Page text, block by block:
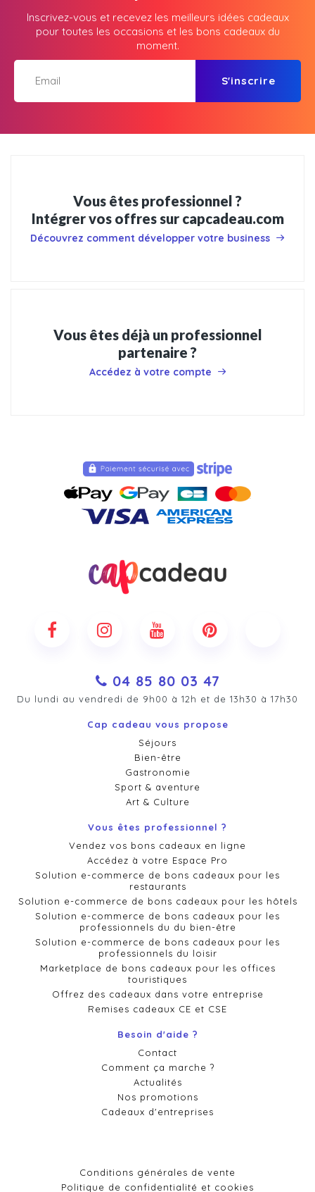
Inscrivez-vous et recevez les meilleurs idées cadeaux
pour toutes les occasions et les bons cadeaux du
moment.
S'inscrire
Vous êtes professionnel ?
Intégrer vos offres sur capcadeau.com
Découvrez comment développer votre business
Vous êtes déjà un professionnel
partenaire ?
Accédez à votre compte
04 85 80 03 47
Du lundi au vendredi de 9h00 à 12h et de 13h30 à 17h30
Cap cadeau vous propose
Séjours
Bien-être
Gastronomie
Sport & aventure
Art & Culture
Vous êtes professionnel ?
Vendez vos bons cadeaux en ligne
Accédez à votre Espace Pro
Solution e-commerce de bons cadeaux pour les
restaurants
Solution e-commerce de bons cadeaux pour les hôtels
Solution e-commerce de bons cadeaux pour les
professionnels du du bien-être
Solution e-commerce de bons cadeaux pour les
professionnels du loisir
Marketplace de bons cadeaux pour les offices
touristiques
Offrez des cadeaux dans votre entreprise
Remises cadeaux CE et CSE
Besoin d'aide ?
Contact
Comment ça marche ?
Actualités
Nos promotions
Cadeaux d'entreprises
Conditions générales de vente
Politique de confidentialité et cookies